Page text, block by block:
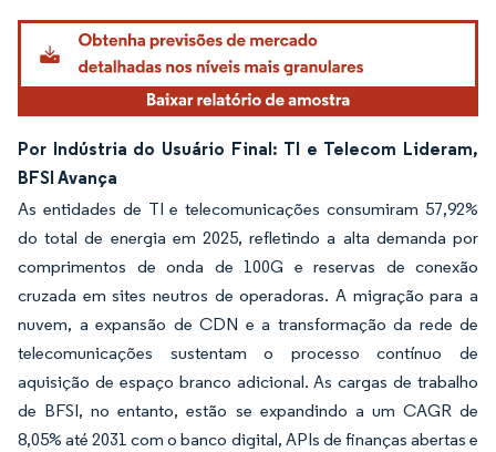
Por Indústria do Usuário Final: TI e Telecom Lideram,
BFSI Avança
As entidades de TI e telecomunicações consumiram 57,92%
do total de energia em 2025, refletindo a alta demanda por
comprimentos de onda de 100G e reservas de conexão
cruzada em sites neutros de operadoras. A migração para a
nuvem, a expansão de CDN e a transformação da rede de
telecomunicações sustentam o processo contínuo de
aquisição de espaço branco adicional. As cargas de trabalho
de BFSI, no entanto, estão se expandindo a um CAGR de
8,05% até 2031 com o banco digital, APIs de finanças abertas e